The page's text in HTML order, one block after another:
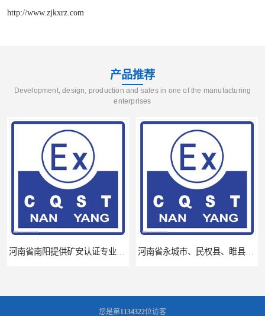
http://www.zjkxrz.com
产品推荐
Development, design, production and sales in one of the manufacturing
enterprises
您是第1134322位访客